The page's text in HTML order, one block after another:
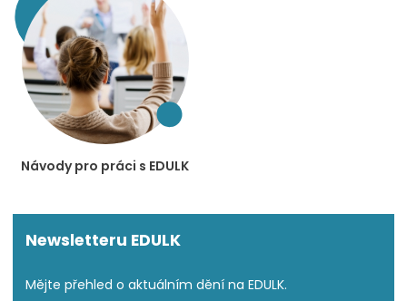
Návody pro práci s EDULK
Newsletteru EDULK
Mějte přehled o aktuálním dění na EDULK.